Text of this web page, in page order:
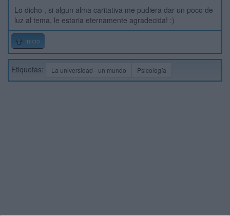
Lo dicho , si algun alma caritativa me pudiera dar un poco de
luz al tema, le estaria eternamente agradecida! :)
Inicio
Etiquetas: La universidad - un mundo Psicología